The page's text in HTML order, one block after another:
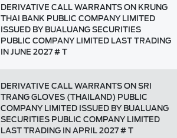
DERIVATIVE CALL WARRANTS ON KRUNG
THAI BANK PUBLIC COMPANY LIMITED
ISSUED BY BUALUANG SECURITIES
PUBLIC COMPANY LIMITED LAST TRADING
IN JUNE 2027 # T
DERIVATIVE CALL WARRANTS ON SRI
TRANG GLOVES (THAILAND) PUBLIC
COMPANY LIMITED ISSUED BY BUALUANG
SECURITIES PUBLIC COMPANY LIMITED
LAST TRADING IN APRIL 2027 # T